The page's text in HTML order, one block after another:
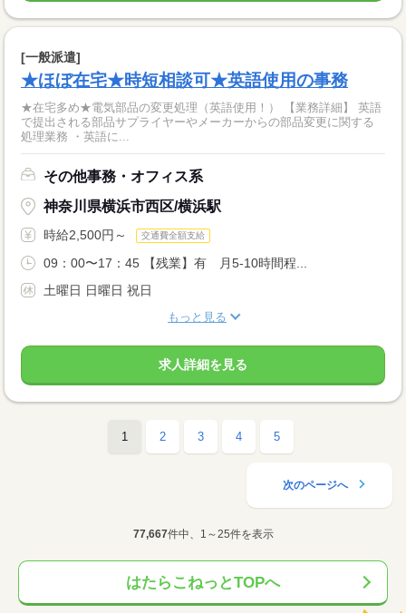
[一般派遣]
★ほぼ在宅★時短相談可★英語使用の事務
★在宅多め★電気部品の変更処理（英語使用！） 【業務詳細】 英語
で提出される部品サプライヤーやメーカーからの部品変更に関する
処理業務 ・英語に...
その他事務・オフィス系
神奈川県横浜市西区/横浜駅
時給2,500円～ 交通費全額支給
09：00〜17：45 【残業】有 月5-10時間程...
土曜日 日曜日 祝日
もっと見る
求人詳細を見る
1 2 3 4 5
次のページへ
77,667件中、1～25件を表示
はたらこねっとTOPへ